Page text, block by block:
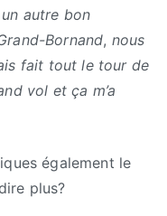
autre bon
Bornand, nous
fait tout le tour de
vol et ça m’a
également le
plus?